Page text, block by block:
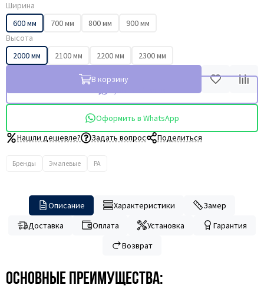
Ширина
600 мм
700 мм 800 мм
900 мм
Высота
2000 мм
2100 мм 2200 мм 2300 мм
В корзину
Оформить в WhatsApp
Нашли дешевле?
Задать вопрос Поделиться
Бренды Эмалевые PA
Описание Характеристики
Замер
Доставка
Оплата Установка
Гарантия
Возврат
Основные преимущества: